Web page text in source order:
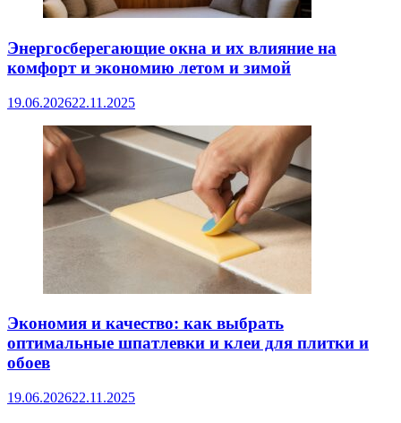
Энергосберегающие окна и их влияние на
комфорт и экономию летом и зимой
19.06.202622.11.2025
Экономия и качество: как выбрать
оптимальные шпатлевки и клеи для плитки и
обоев
19.06.202622.11.2025